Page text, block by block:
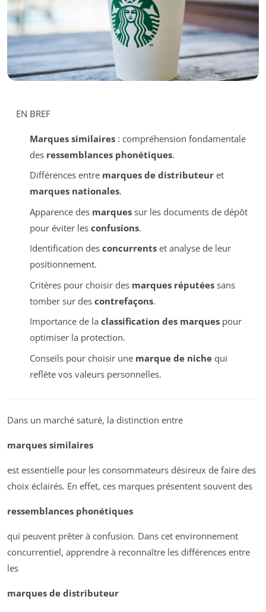
EN BREF
Marques similaires: compréhension fondamentale
des ressemblances phonétiques.
Différences entre marques de distributeuret
marques nationales.
Apparence des marquessur les documents de dépôt
pour éviter les confusions.
Identification des concurrentset analyse de leur
positionnement.
Critères pour choisir des marques réputéessans
tomber sur des contrefaçons.
Importance de la classification des marquespour
optimiser la protection.
Conseils pour choisir une marque de nichequi
reflète vos valeurs personnelles.
Dans un marché saturé, la distinction entre
marques similaires
est essentielle pour les consommateurs désireux de faire des
choix éclairés. En effet, ces marques présentent souvent des
ressemblances phonétiques
qui peuvent prêter à confusion. Dans cet environnement
concurrentiel, apprendre à reconnaître les différences entre
les
marques de distributeur